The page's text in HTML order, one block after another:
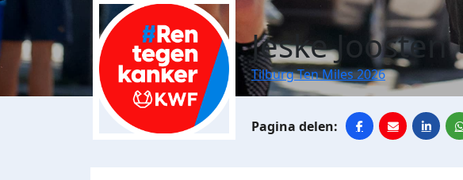
Jeske Joosten
Tilburg Ten Miles 2026